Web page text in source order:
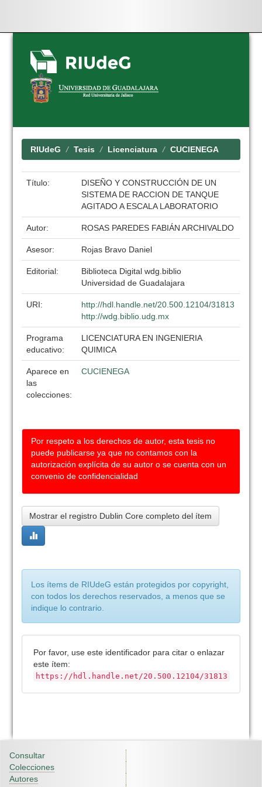
Skip
navigation
RIUdeG Tesis Licenciatura CUCIENEGA
Título:
DISEÑO Y CONSTRUCCIÓN DE UN
SISTEMA DE RACCION DE TANQUE
AGITADO A ESCALA LABORATORIO
Autor: ROSAS PAREDES FABIÁN ARCHIVALDO
Asesor: Rojas Bravo Daniel
Editorial:
Biblioteca Digital wdg.biblio
Universidad de Guadalajara
URI:
http://hdl.handle.net/20.500.12104/31813
http://wdg.biblio.udg.mx
Programa
educativo:
LICENCIATURA EN INGENIERIA
QUIMICA
Aparece en
las
colecciones:
CUCIENEGA
Por respeto a los derechos de autor, esta tesis no
puede publicarse ya que no contamos con la
autorización explícita de su autor o se cuenta con un
convenio de confidencialidad
Mostrar el registro Dublin Core completo del ítem
Los ítems de RIUdeG están protegidos por copyright,
con todos los derechos reservados, a menos que se
indique lo contrario.
Por favor, use este identificador para citar o enlazar
este ítem:
https://hdl.handle.net/20.500.12104/31813
Consultar
Colecciones
Autores